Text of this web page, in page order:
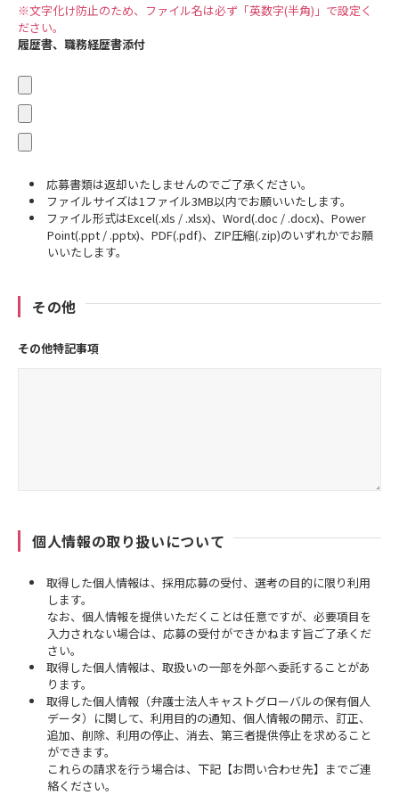
※文字化け防止のため、ファイル名は必ず「英数字(半角)」で設定く
ださい。
履歴書、職務経歴書添付
応募書類は返却いたしませんのでご了承ください。
ファイルサイズは1ファイル3MB以内でお願いいたします。
ファイル形式はExcel(.xls / .xlsx)、Word(.doc / .docx)、Power
Point(.ppt / .pptx)、PDF(.pdf)、ZIP圧縮(.zip)のいずれかでお願
いいたします。
その他
その他特記事項
個人情報の取り扱いについて
取得した個人情報は、採用応募の受付、選考の目的に限り利用
します。
なお、個人情報を提供いただくことは任意ですが、必要項目を
入力されない場合は、応募の受付ができかねます旨ご了承くだ
さい。
取得した個人情報は、取扱いの一部を外部へ委託することがあ
ります。
取得した個人情報（弁護士法人キャストグローバルの保有個人
データ）に関して、利用目的の通知、個人情報の開示、訂正、
追加、削除、利用の停止、消去、第三者提供停止を求めること
ができます。
これらの請求を行う場合は、下記【お問い合わせ先】までご連
絡ください。